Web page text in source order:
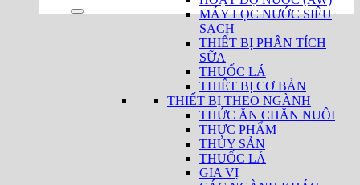
kiếm:
MÁY LỌC NƯỚC SIÊU
SẠCH
THIẾT BỊ PHÂN TÍCH
SỮA
THUỐC LÁ
THIẾT BỊ CƠ BẢN
THIẾT BỊ THEO NGÀNH
THỨC ĂN CHĂN NUÔI
THỰC PHẨM
THỦY SẢN
THUỐC LÁ
GIA VỊ